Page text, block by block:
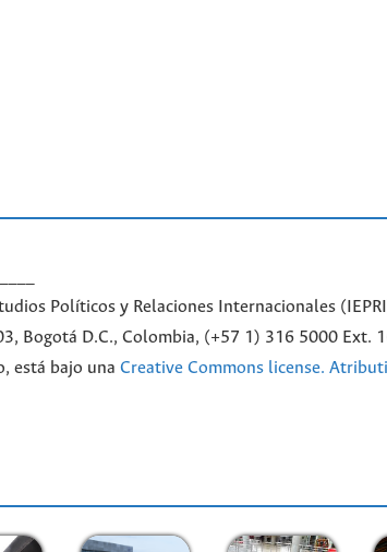
Políticos y Relaciones Internacionales
Bogotá D.C., Colombia, (+57 1) 316 5000 Ext.
está bajo una Creative Commons license.